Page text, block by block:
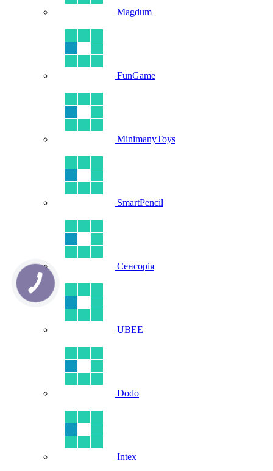
Magdum
FunGame
MinimanyToys
SmartPencil
Сенсорія
UBEE
Dodo
Intex